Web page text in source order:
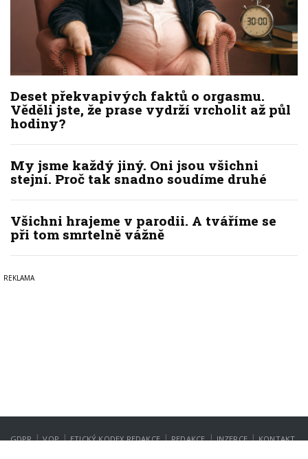
Deset překvapivých faktů o orgasmu.
Věděli jste, že prase vydrží vrcholit až půl
hodiny?
My jsme každý jiný. Oni jsou všichni
stejní. Proč tak snadno soudíme druhé
Všichni hrajeme v parodii. A tváříme se
při tom smrtelně vážně
GDPR | VOP | ETICKÝ KODEX REDAKCE | REDAKCE | INZERCE | KONTAKT